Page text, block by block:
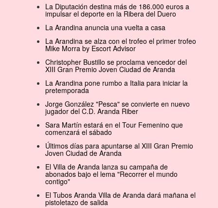
La Diputación destina más de 186.000 euros a
impulsar el deporte en la Ribera del Duero
La Arandina anuncia una vuelta a casa
La Arandina se alza con el trofeo el primer trofeo
Mike Morra by Escort Advisor
Christopher Bustillo se proclama vencedor del
XIII Gran Premio Joven Ciudad de Aranda
La Arandina pone rumbo a Italia para iniciar la
pretemporada
Jorge González "Pesca" se convierte en nuevo
jugador del C.D. Aranda Riber
Sara Martín estará en el Tour Femenino que
comenzará el sábado
Últimos días para apuntarse al XIII Gran Premio
Joven Ciudad de Aranda
El Villa de Aranda lanza su campaña de
abonados bajo el lema "Recorrer el mundo
contigo"
El Tubos Aranda Villa de Aranda dará mañana el
pistoletazo de salida